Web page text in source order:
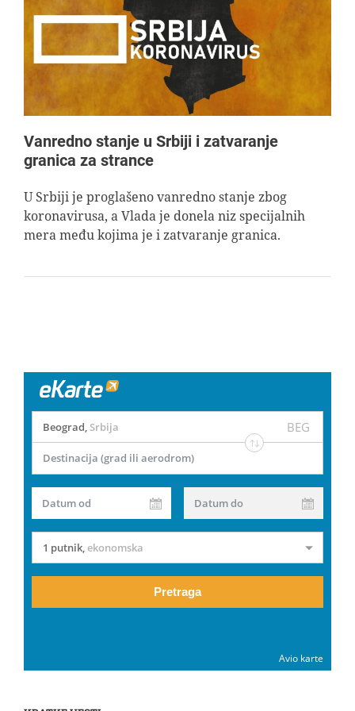
AVIOPEDIA
SPECIJAL
FOTO PRIČA
TEMA
AGENT
Vanredno stanje u Srbiji i zatvaranje
granica za strance
U Srbiji je proglašeno vanredno stanje zbog
koronavirusa, a Vlada je donela niz specijalnih
mera među kojima je i zatvaranje granica.
Beograd, Srbija BEG
Destinacija (grad ili aerodrom)
Datum od Datum do
1 putnik,ekonomska
Pretraga
Avio karte